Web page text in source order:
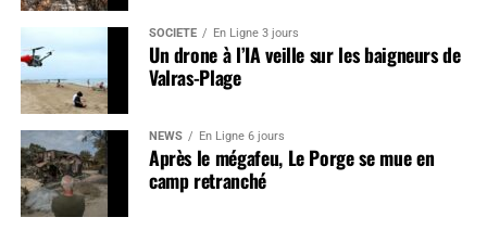
SOCIÉTÉ En Ligne 3 jours
Un drone à l’IA veille sur les baigneurs de
Valras-Plage
NEWS En Ligne 6 jours
Après le mégafeu, Le Porge se mue en
camp retranché